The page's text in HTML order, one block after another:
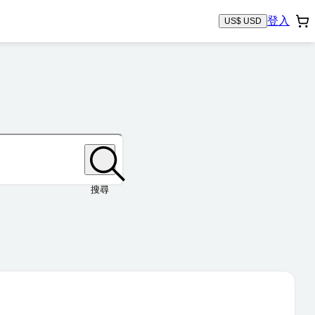
US$ USD 登入
搜尋